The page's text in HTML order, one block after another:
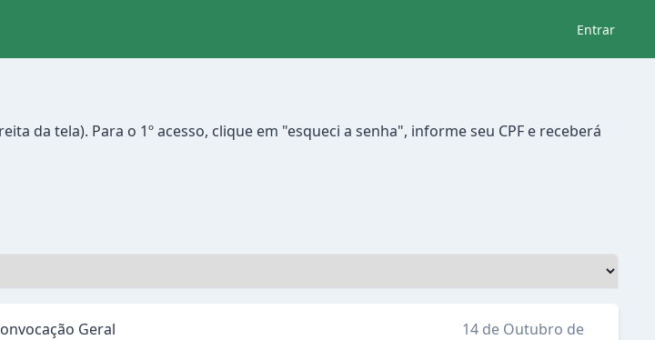
Entrar
da tela). Para o 1º acesso, clique em "esqueci a senha", informe seu CPF e receberá
Geral
14 de Outubro de